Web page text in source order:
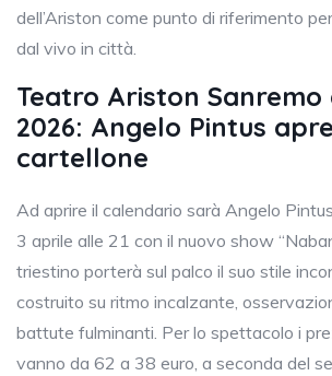
dell’Ariston come punto di riferimento
dal vivo in città.
Teatro Ariston Sanremo
2026: Angelo Pintus
cartellone
Ad aprire il calendario sarà Angelo
3 aprile alle 21 con il nuovo show
triestino porterà sul palco il suo stile
costruito su ritmo incalzante,
battute fulminanti. Per lo spettacolo i
vanno da 62 a 38 euro, a seconda del